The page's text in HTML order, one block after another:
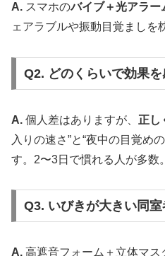
A. スマホのバイブ＋光アラー
ェアラブルや振動目覚ましを
Q2. どのくらいで効果を
A. 個人差はありますが、 正し
入りの速さ”と“夜中の目覚め
す。2〜3日で慣れる人が多数。
Q3. いびきが大きい同室
A. 高遮音フォーム＋立体マス